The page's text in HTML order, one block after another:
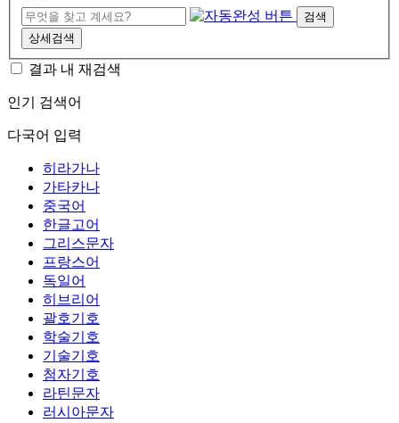
검색
상세검색
결과 내 재검색
인기 검색어
다국어 입력
히라가나
가타카나
중국어
한글고어
그리스문자
프랑스어
독일어
히브리어
괄호기호
학술기호
기술기호
첨자기호
라틴문자
러시아문자